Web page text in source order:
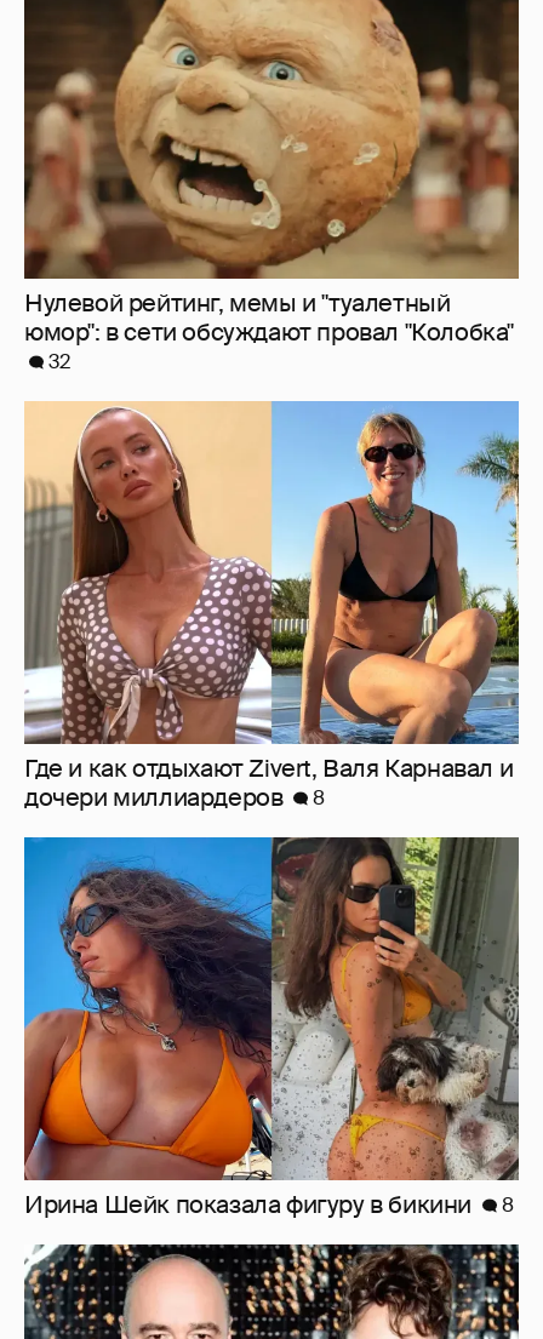
Нулевой рейтинг, мемы и "туалетный
юмор": в сети обсуждают провал "Колобка"
32
Где и как отдыхают Zivert, Валя Карнавал и
дочери миллиардеров
8
Ирина Шейк показала фигуру в бикини 8